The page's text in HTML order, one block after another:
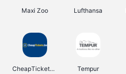
Maxi Zoo Lufthansa
CheapTickets.be Tempur